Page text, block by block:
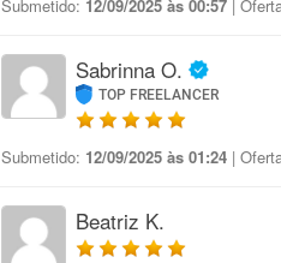
Submetido: 12/09/2025 às 00:57 |
Sabrinna O.
TOP FREELANCER
Submetido: 12/09/2025 às 01:24 |
Beatriz K.